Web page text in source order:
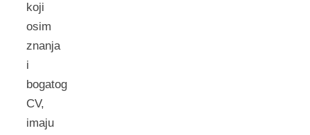
koji
osim
znanja
i
bogatog
CV,
imaju